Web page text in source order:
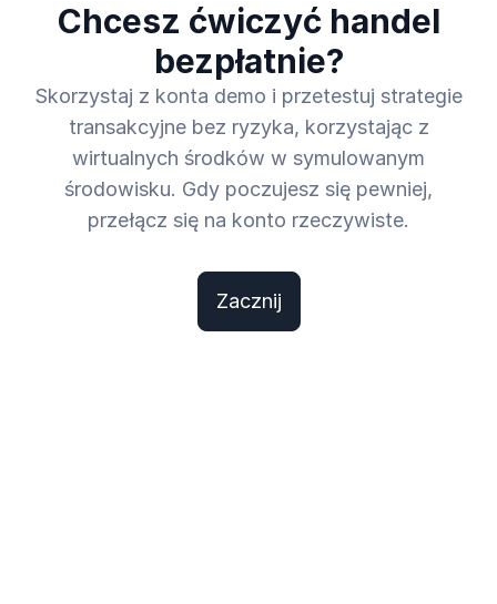
Chcesz ćwiczyć handel
bezpłatnie?
Skorzystaj z konta demo i przetestuj strategie
transakcyjne bez ryzyka, korzystając z
wirtualnych środków w symulowanym
środowisku. Gdy poczujesz się pewniej,
przełącz się na konto rzeczywiste.
Zacznij